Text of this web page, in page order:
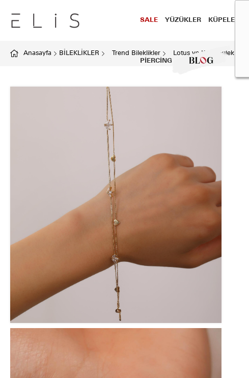
SALE YÜZÜKLER KÜPELER
PİERCİNG BLOG
Anasayfa BİLEKLİKLER Trend Bileklikler Lotus ve Kalpli Bileklik